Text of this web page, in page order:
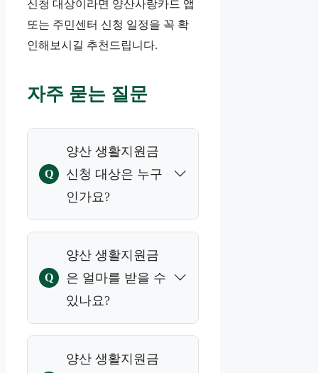
신청 대상이라면 양산사랑카드 앱
또는 주민센터 신청 일정을 꼭 확
인해보시길 추천드립니다.
자주 묻는 질문
Q
양산 생활지원금
신청 대상은 누구
인가요?
A
2026년 3월 18일 기준
거주하는 시민이 신청
할 수 있습니다. 성인은
Q
양산 생활지원금
은 얼마를 받을 수
있나요?
A
지원금은 1인당 10만
양산 생활지원금